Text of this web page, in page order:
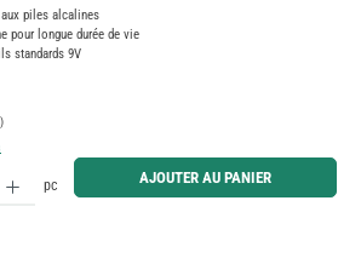
piles alcalines
pour longue durée de vie
standards 9V
quantité souhaitée ou utilisez les boutons pour augmenter ou
pc AJOUTER AU PANIER